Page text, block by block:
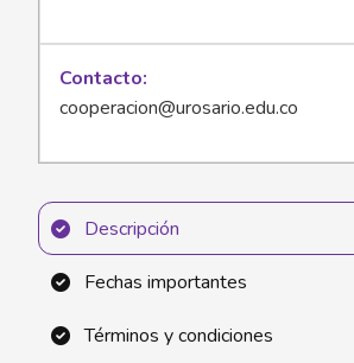
Contacto
cooperacion@urosario.edu.co
Descripción
Fechas importantes
Términos y condiciones